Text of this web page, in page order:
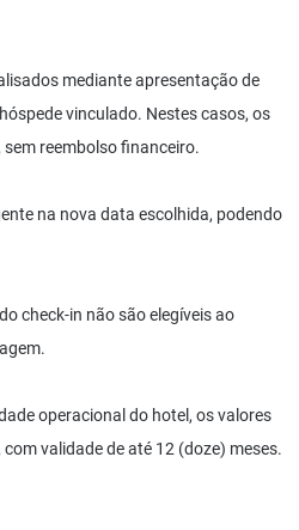
mediante apresentação de
vinculado. Nestes casos, os
reembolso financeiro.
na nova data escolhida, podendo
check-in não são elegíveis ao
operacional do hotel, os valores
validade de até 12 (doze) meses.